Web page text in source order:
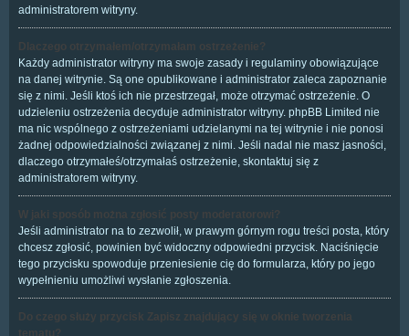
administratorem witryny.
Dlaczego otrzymałem/otrzymałam ostrzeżenie?
Każdy administrator witryny ma swoje zasady i regulaminy obowiązujące
na danej witrynie. Są one opublikowane i administrator zaleca zapoznanie
się z nimi. Jeśli ktoś ich nie przestrzegał, może otrzymać ostrzeżenie. O
udzieleniu ostrzeżenia decyduje administrator witryny. phpBB Limited nie
ma nic wspólnego z ostrzeżeniami udzielanymi na tej witrynie i nie ponosi
żadnej odpowiedzialności związanej z nimi. Jeśli nadal nie masz jasności,
dlaczego otrzymałeś/otrzymałaś ostrzeżenie, skontaktuj się z
administratorem witryny.
W jaki sposób można zgłosić posty moderatorowi?
Jeśli administrator na to zezwolił, w prawym górnym rogu treści posta, który
chcesz zgłosić, powinien być widoczny odpowiedni przycisk. Naciśnięcie
tego przycisku spowoduje przeniesienie cię do formularza, który po jego
wypełnieniu umożliwi wysłanie zgłoszenia.
Do czego służy przycisk Zapisz znajdujący się w oknie tworzenia
tematu?